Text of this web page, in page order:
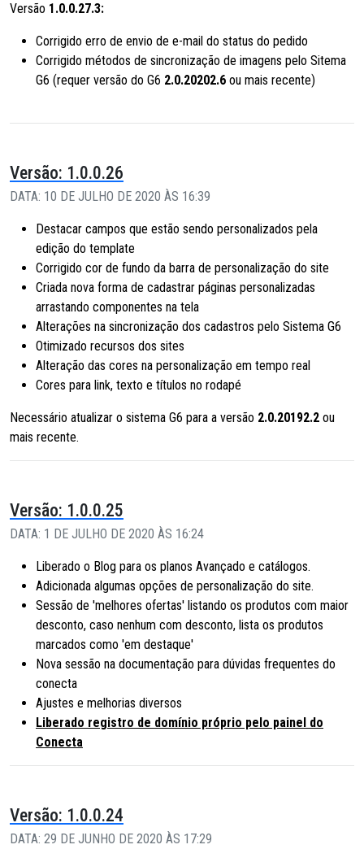
Versão 1.0.0.27.3:
Corrigido erro de envio de e-mail do status do pedido
Corrigido métodos de sincronização de imagens pelo Sitema
G6 (requer versão do G6 2.0.20202.6 ou mais recente)
Versão: 1.0.0.26
DATA: 10 DE JULHO DE 2020 ÀS 16:39
Destacar campos que estão sendo personalizados pela
edição do template
Corrigido cor de fundo da barra de personalização do site
Criada nova forma de cadastrar páginas personalizadas
arrastando componentes na tela
Alterações na sincronização dos cadastros pelo Sistema G6
Otimizado recursos dos sites
Alteração das cores na personalização em tempo real
Cores para link, texto e títulos no rodapé
Necessário atualizar o sistema G6 para a versão 2.0.20192.2 ou
mais recente.
Versão: 1.0.0.25
DATA: 1 DE JULHO DE 2020 ÀS 16:24
Liberado o Blog para os planos Avançado e catálogos.
Adicionada algumas opções de personalização do site.
Sessão de 'melhores ofertas' listando os produtos com maior
desconto, caso nenhum com desconto, lista os produtos
marcados como 'em destaque'
Nova sessão na documentação para dúvidas frequentes do
conecta
Ajustes e melhorias diversos
Liberado registro de domínio próprio pelo painel do
Conecta
Versão: 1.0.0.24
DATA: 29 DE JUNHO DE 2020 ÀS 17:29